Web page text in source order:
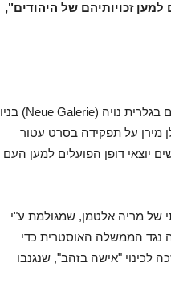
זכויותיהם של היהודים",
נשיא הקונגרס היהודי העולמי (WJC) רונלד לאודר העניק בטקס מיוחד שהתקיים בגלרית נויה (Neue Galerie) בניו
מירן על תפקידה בסרט עטור
יוצאי דופן הפועלים למען העם
של מריה אלטמן, שמגולמת ע"י
נגד הממשלה האוסטרית כדי
לכינוי "אישה בזהב", שנגנבו